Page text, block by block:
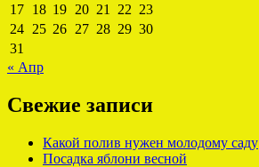
17 18 19 20 21 22 23
24 25 26 27 28 29 30
31
« Апр
Свежие записи
Какой полив нужен молодому саду
Посадка яблони весной